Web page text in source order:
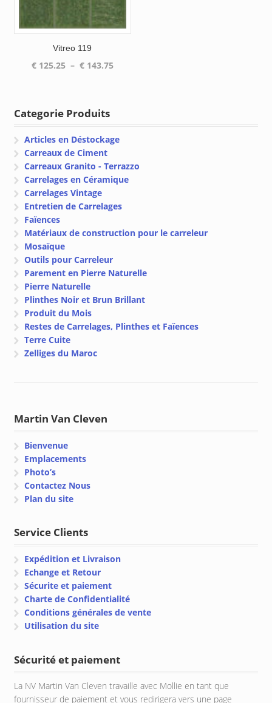
Vitreo 119
€125.25 – €143.75Plage
Categorie Produits
Articles en Déstockage
Carreaux de Ciment
Carreaux Granito - Terrazzo
Carrelages en Céramique
Carrelages Vintage
Entretien de Carrelages
Faïences
Matériaux de construction pour le carreleur
Mosaïque
Outils pour Carreleur
Parement en Pierre Naturelle
Pierre Naturelle
Plinthes Noir et Brun Brillant
Produit du Mois
Restes de Carrelages, Plinthes et Faïences
Terre Cuite
Zelliges du Maroc
Martin Van Cleven
Bienvenue
Emplacements
Photo’s
Contactez Nous
Plan du site
Service Clients
Expédition et Livraison
Echange et Retour
Sécurite et paiement
Charte de Confidentialité
Conditions générales de vente
Utilisation du site
Sécurité et paiement
La NV Martin Van Cleven travaille avec Mollie en tant que
fournisseur de paiement et vous redirigera vers une page